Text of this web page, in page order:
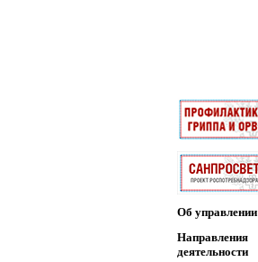
Об управлении
Направления
деятельности